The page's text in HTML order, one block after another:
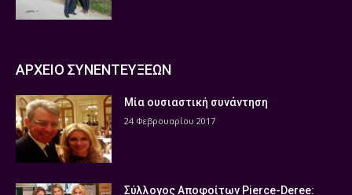
ΑΡΧΕΙΟ ΣΥΝΕΝΤΕΥΞΕΩΝ
Μία ουσιαστική συνάντηση
24 Φεβρουαρίου 2017
Σύλλογος Αποφοίτων Pierce-Deree: